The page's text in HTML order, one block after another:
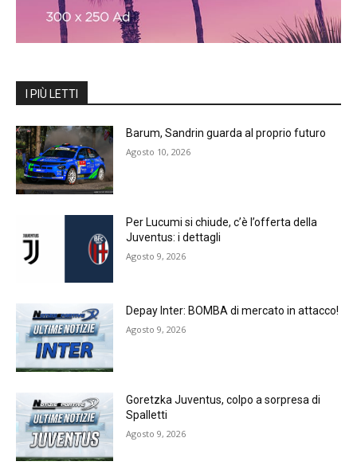
I PIÙ LETTI
Barum, Sandrin guarda al proprio futuro
Agosto 10, 2026
Per Lucumi si chiude, c’è l’offerta della
Juventus: i dettagli
Agosto 9, 2026
Depay Inter: BOMBA di mercato in attacco!
Agosto 9, 2026
Goretzka Juventus, colpo a sorpresa di
Spalletti
Agosto 9, 2026